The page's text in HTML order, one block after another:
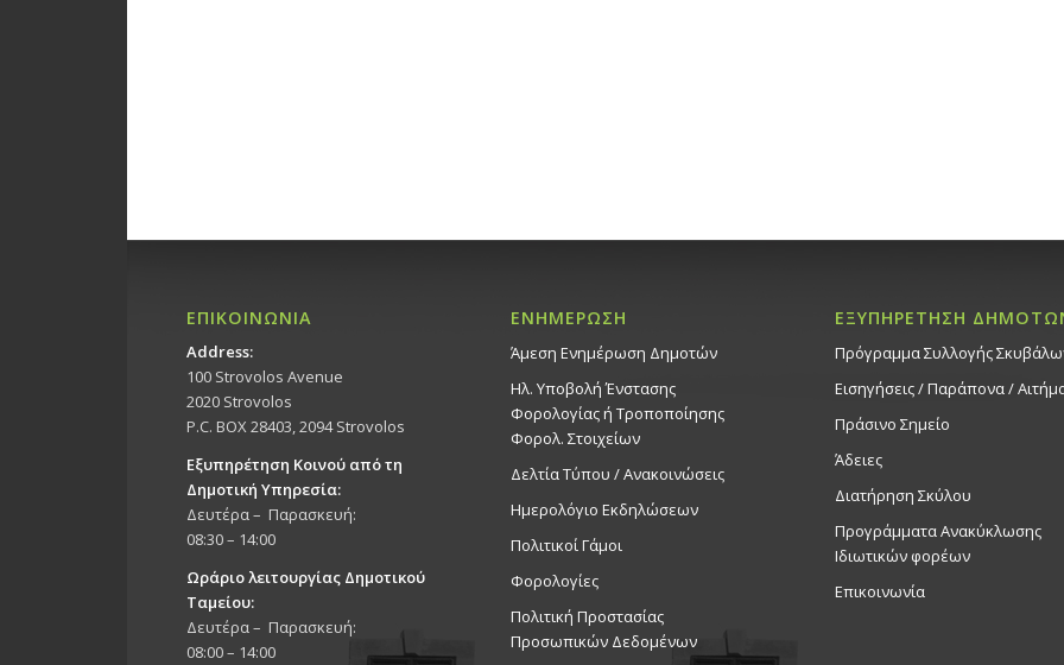
ΙΟΥΝ
23
23/6/25
19:30
ΙΟΥΝ
ΕΠΙΚΟΙΝΩΝΙΑ
Address:
100 Strovolos Avenue
2020 Strovolos
P.C. BOX 28403, 2094 Strovolos
Εξυπηρέτηση Κοινού από τη
Δημοτική Υπηρεσία:
Δευτέρα – Παρασκευή:
08:30 – 14:00
Ωράριο λειτουργίας Δημοτικού
Ταμείου:
Δευτέρα – Παρασκευή:
08:00 – 14:00
ΕΝΗΜΕΡΩΣΗ
Άμεση Ενημέρωση Δημοτών
Ηλ. Υποβολή Ένστασης
Φορολογίας ή Τροποποίησης
Φορολ. Στοιχείων
Δελτία Τύπου / Ανακοινώσεις
Ημερολόγιο Εκδηλώσεων
Πολιτικοί Γάμοι
Φορολογίες
Πολιτική Προστασίας
Προσωπικών Δεδομένων
ΕΞΥΠΗΡΕΤΗΣΗ
Πρόγραμμα Συλλογής
Εισηγήσεις / Παράπονα /
Πράσινο Σημείο
Άδειες
Διατήρηση Σκύλου
Προγράμματα Ανακύκλωσης
Ιδιωτικών φορέων
Επικοινωνία